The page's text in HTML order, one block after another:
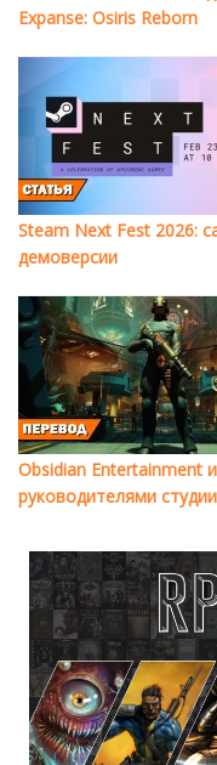
Expanse: Osiris Reborn
Steam Next Fest 2026:
демоверсии
Obsidian Entertainment
руководителями